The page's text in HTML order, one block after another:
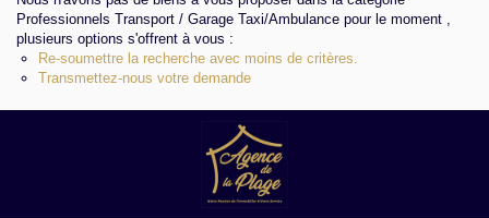
Nos outils
Contact
Professionnels Transport / Garage Taxi/Ambulance pour le moment ,
plusieurs options s'offrent à vous :
Re-soumettre la recherche avec moins de critères.
Transmettez-nous votre demande